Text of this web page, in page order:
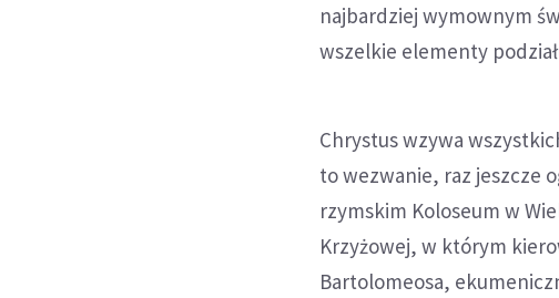
najbardziej wymownym
wszelkie elementy
Chrystus wzywa
to wezwanie, raz jeszcze
rzymskim Koloseum w
Krzyżowej, w którym
Bartolomeosa,